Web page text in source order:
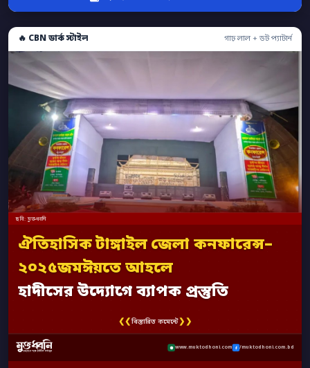
🔥 CBN ডার্ক স্টাইল গাঢ় লাল + ডট প্যাটার্ন
ছবি: মুক্তধ্বনি
ঐতিহাসিক টাঙ্গাইল জেলা কনফারেন্স–
২০২৫জমঈয়তে আহলে
হাদীসের উদ্যোগে ব্যাপক প্রস্তুতি
❮❮বিস্তারিত কমেন্টে❯❯
www.muktodhoni.com /muktodhoni.com.bd